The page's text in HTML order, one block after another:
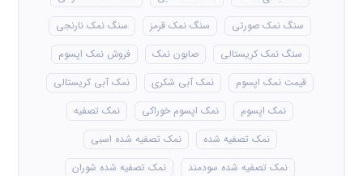
سنگ نمک صورتی
سنگ نمک قرمز
سنگ نمک نارنجی
سنگ نمک کریستالی
صابون نمک
فروش نمک اپسوم
قیمت نمک اپسوم
نمک آبی شکری
نمک آبی کریستالی
نمک اپسوم
نمک اپسوم خوراکی
نمک تصفیه
نمک تصفیه شده
نمک تصفیه شده اسبی
نمک تصفیه شده سودمند
نمک تصفیه شده شوران